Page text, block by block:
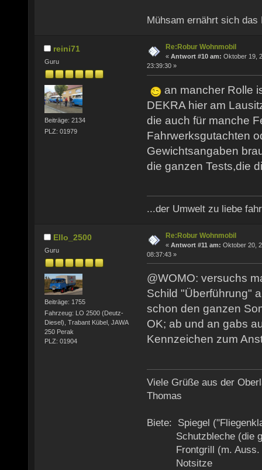
Mühsam ernährt sich das
reini71
Guru
Beiträge: 2134
PLZ: 01979
Re:Robur Wohnmobil
« Antwort #10 am: Oktober 19,
23:39:30 »
an mancher Rolle
DEKRA hier am
die auch für manche
Fahrwerksgutachten
Gewichtsangaben
die ganzen Tests,die
...der Umwelt zu liebe
Ello_2500
Guru
Beiträge: 1755
Fahrzeug: LO 2500 (Deutz-
Diesel), Trabant Kübel, JAWA
250 Perak
PLZ: 01904
Re:Robur Wohnmobil
« Antwort #11 am: Oktober 20,
08:37:43 »
@WOMO: versuchs
Schild "Überführung"
schon den ganzen
OK; ab und an gabs
Kennzeichen zum
Viele Grüße aus der
Thomas
Biete: Spiegel
Schutzbleche (die
Frontgrill (m. Auss. f.
Notsitze